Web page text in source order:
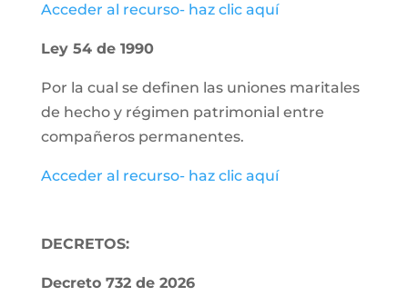
Acceder al recurso- haz clic aquí
Ley 54 de 1990
Por la cual se definen las uniones maritales
de hecho y régimen patrimonial entre
compañeros permanentes.
Acceder al recurso- haz clic aquí
DECRETOS:
Decreto 732 de 2026